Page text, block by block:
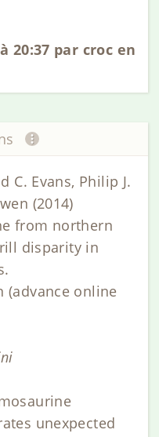
20:37 par croc en
C. Evans, Philip J.
(2014)
from northern
disparity in
(advance online
unexpected